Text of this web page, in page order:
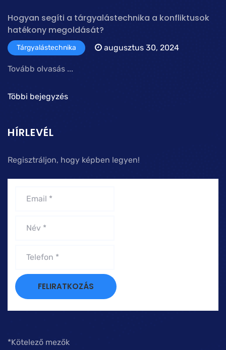
Hogyan segíti a tárgyalástechnika a konfliktusok
hatékony megoldását?
Tárgyalástechnika augusztus 30, 2024
Tovább olvasás ...
Többi bejegyzés
HÍRLEVÉL
Regisztráljon, hogy képben legyen!
*Kötelező mezők